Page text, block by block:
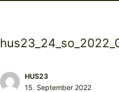
HUS23
15. September 2022